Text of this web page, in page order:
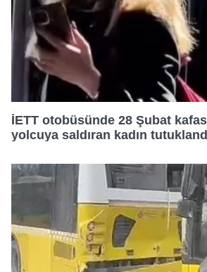
İETT otobüsünde 28 Şubat
yolcuya saldıran kadın